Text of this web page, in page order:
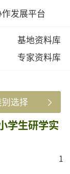
发展平台
基地资料库
专家资料库
选择
学生研学实
1